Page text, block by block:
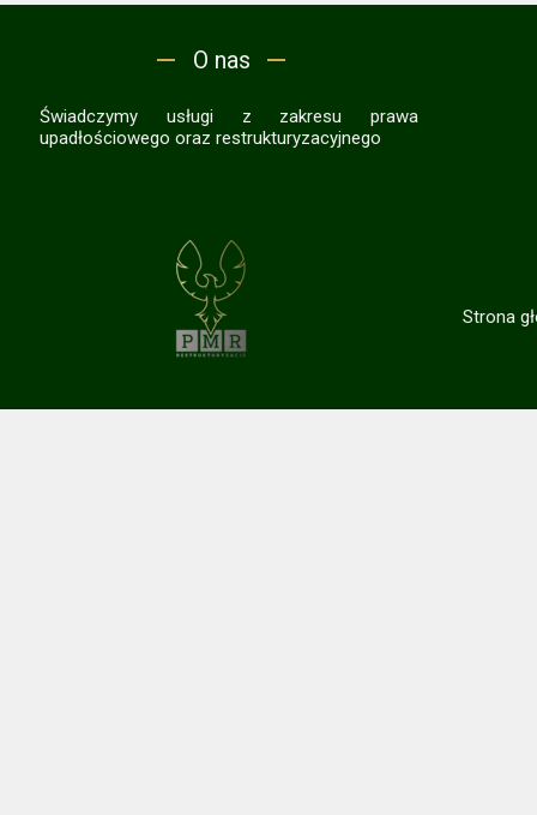
Strona
Świadczymy usługi z zakresu prawa
upadłościowego oraz restrukturyzacyjnego
O nas